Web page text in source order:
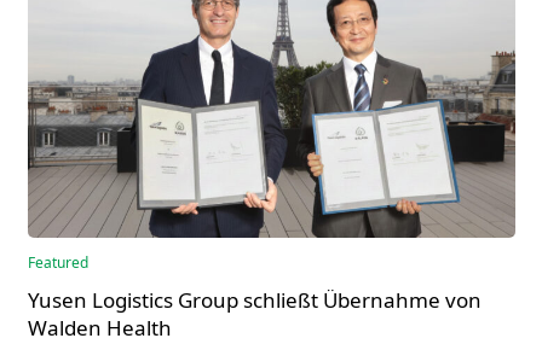
Featured
Yusen Logistics Group schließt Übernahme von
Walden Health